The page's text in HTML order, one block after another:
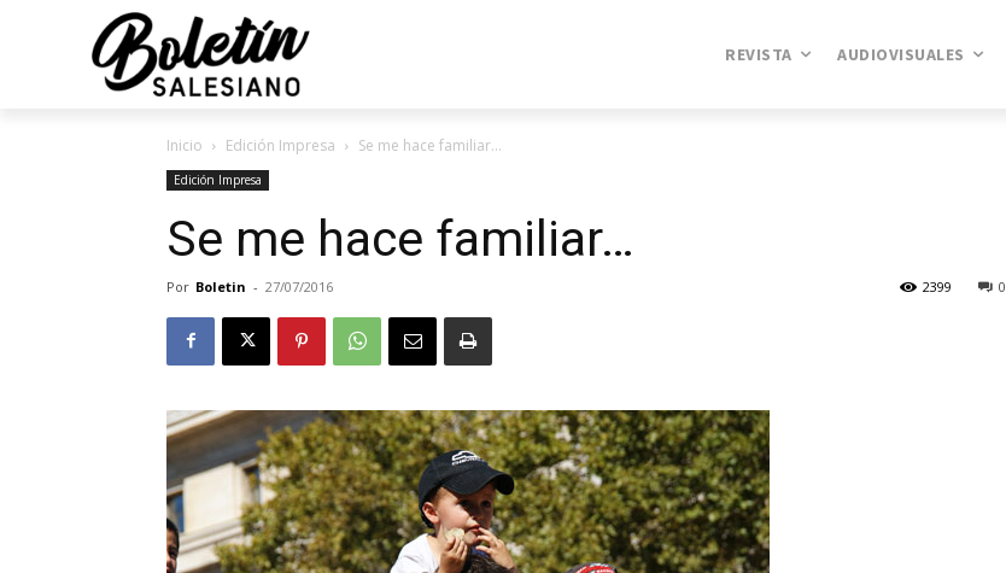
REVISTA AUDIOVISUALES
Inicio Edición Impresa Se me hace familiar…
Edición Impresa
Se me hace familiar…
Por Boletin - 27/07/2016 0
2399